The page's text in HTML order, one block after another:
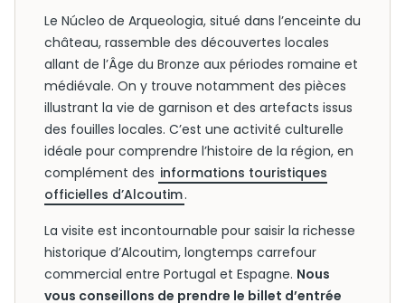
Le Núcleo de Arqueologia, situé dans l’enceinte du
château, rassemble des découvertes locales
allant de l’Âge du Bronze aux périodes romaine et
médiévale. On y trouve notamment des pièces
illustrant la vie de garnison et des artefacts issus
des fouilles locales. C’est une activité culturelle
idéale pour comprendre l’histoire de la région, en
complément des informations touristiques
officielles d’Alcoutim.
La visite est incontournable pour saisir la richesse
historique d’Alcoutim, longtemps carrefour
commercial entre Portugal et Espagne. Nous
vous conseillons de prendre le billet d’entrée